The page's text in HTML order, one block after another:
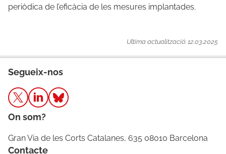
periòdica de l’eficàcia de les mesures implantades.
Ultima actualització: 12.03.2025
Segueix-nos
On som?
Gran Via de les Corts Catalanes, 635 08010 Barcelona
Contacte